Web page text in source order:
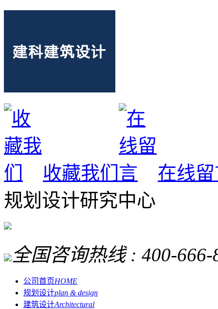
收藏我们
在线
规划设计研究中心
全国咨询热线 : 400-666-
公司首页HOME
规划设计plan & design
建筑设计Architectural